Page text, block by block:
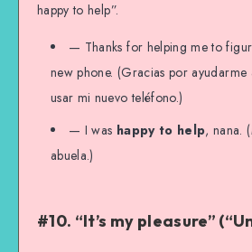
happy to help”.
— Thanks for helping me to
new phone. (Gracias por
usar mi nuevo teléfono.)
— I was happy to help, nana.
abuela.)
#10. “It’s my pleasure”